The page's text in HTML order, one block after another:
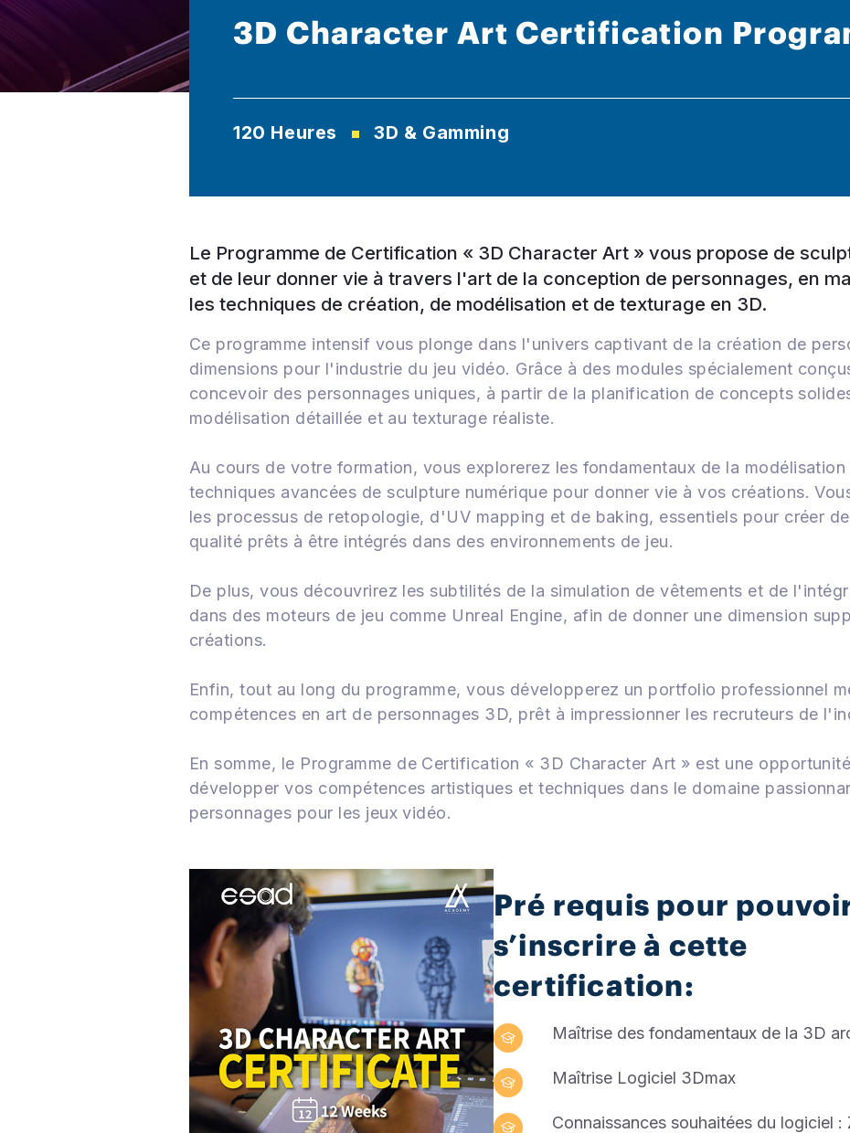
3D Character Art Certification
120 Heures 3D & Gamming
Le Programme de Certification « 3D Character Art » vous propose de
et de leur donner vie à travers l'art de la conception de personnages, en
les techniques de création, de modélisation et de texturage en 3D.
Ce programme intensif vous plonge dans l'univers captivant de la création de
dimensions pour l'industrie du jeu vidéo. Grâce à des modules spécialement
concevoir des personnages uniques, à partir de la planification de concepts
modélisation détaillée et au texturage réaliste.
Au cours de votre formation, vous explorerez les fondamentaux de la
techniques avancées de sculpture numérique pour donner vie à vos créations.
les processus de retopologie, d'UV mapping et de baking, essentiels pour créer
qualité prêts à être intégrés dans des environnements de jeu.
De plus, vous découvrirez les subtilités de la simulation de vêtements et de
dans des moteurs de jeu comme Unreal Engine, afin de donner une dimension
créations.
Enfin, tout au long du programme, vous développerez un portfolio professionnel
compétences en art de personnages 3D, prêt à impressionner les recruteurs de
En somme, le Programme de Certification « 3D Character Art » est une
développer vos compétences artistiques et techniques dans le domaine
personnages pour les jeux vidéo.
Pré requis pour
s’inscrire à cette
certification:
Maîtrise des fondamentaux de la 3D
Maîtrise Logiciel 3Dmax
Connaissances souhaitées du logiciel :